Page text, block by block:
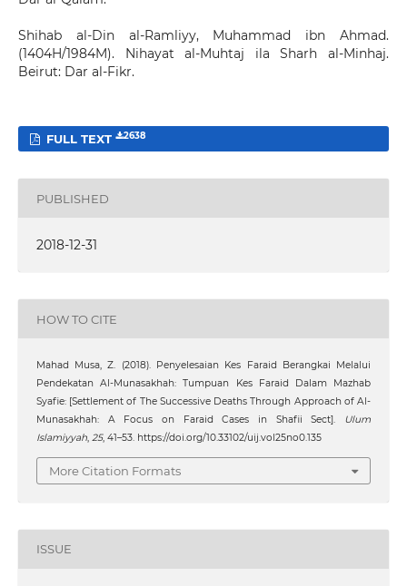
Shihab al-Din al-Ramliyy, Muhammad ibn Ahmad.
(1404H/1984M). Nihayat al-Muhtaj ila Sharh al-Minhaj.
Beirut: Dar al-Fikr.
FULL TEXT 2638
PUBLISHED
2018-12-31
HOW TO CITE
Mahad Musa, Z. (2018). Penyelesaian Kes Faraid Berangkai Melalui
Pendekatan Al-Munasakhah: Tumpuan Kes Faraid Dalam Mazhab
Syafie: [Settlement of The Successive Deaths Through Approach of Al-
Munasakhah: A Focus on Faraid Cases in Shafii Sect]. Ulum
Islamiyyah, 25, 41–53. https://doi.org/10.33102/uij.vol25no0.135
More Citation Formats
ISSUE